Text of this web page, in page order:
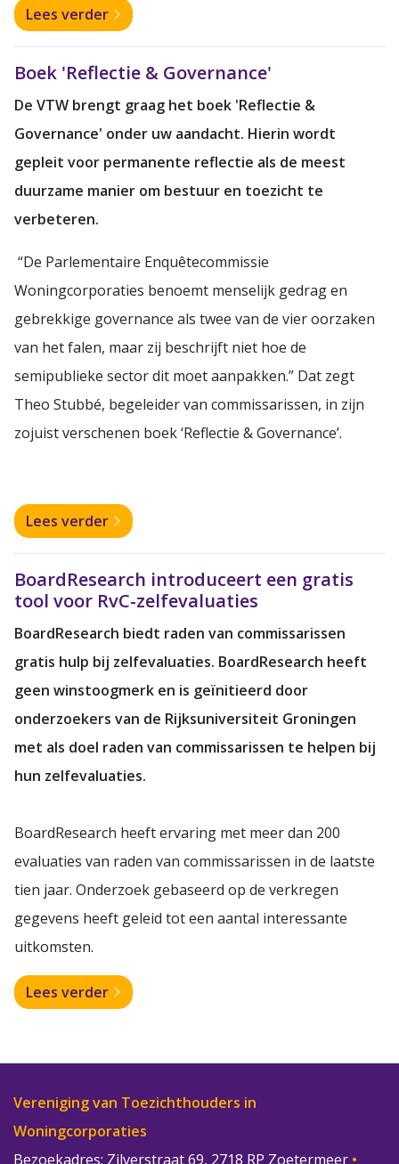
Lees verder
Boek 'Reflectie & Governance'
De VTW brengt graag het boek 'Reflectie &
Governance' onder uw aandacht. Hierin wordt
gepleit voor permanente reflectie als de meest
duurzame manier om bestuur en toezicht te
verbeteren.
“De Parlementaire Enquêtecommissie
Woningcorporaties benoemt menselijk gedrag en
gebrekkige governance als twee van de vier oorzaken
van het falen, maar zij beschrijft niet hoe de
semipublieke sector dit moet aanpakken.” Dat zegt
Theo Stubbé, begeleider van commissarissen, in zijn
zojuist verschenen boek ‘Reflectie & Governance’.
Lees verder
BoardResearch introduceert een gratis
tool voor RvC-zelfevaluaties
BoardResearch biedt raden van commissarissen
gratis hulp bij zelfevaluaties. BoardResearch heeft
geen winstoogmerk en is geïnitieerd door
onderzoekers van de Rijksuniversiteit Groningen
met als doel raden van commissarissen te helpen bij
hun zelfevaluaties.
BoardResearch heeft ervaring met meer dan 200
evaluaties van raden van commissarissen in de laatste
tien jaar. Onderzoek gebaseerd op de verkregen
gegevens heeft geleid tot een aantal interessante
uitkomsten.
Lees verder
Vereniging van Toezichthouders in
Woningcorporaties
Bezoekadres: Zilverstraat 69, 2718 RP Zoetermeer •